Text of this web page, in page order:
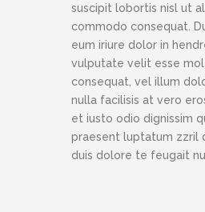
suscipit lobortis nisl ut
commodo consequat.
eum iriure dolor in
vulputate velit esse
consequat, vel illum
nulla facilisis at vero
et iusto odio dignissim
praesent luptatum zzril
duis dolore te feugait